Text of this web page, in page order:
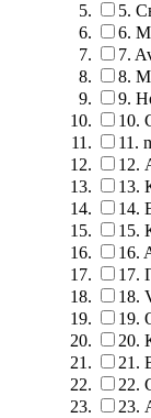
5.
6.
7.
8.
9.
10.
11.
12.
13.
14.
15.
16.
17.
18.
19.
20.
21.
22.
23.